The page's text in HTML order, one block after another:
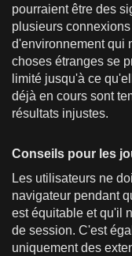
pourraient être des
plusieurs
d'environnement qui
choses étranges se
limité jusqu'à ce
déjà en cours sont
résultats injustes.
Conseils pour les
Les utilisateurs ne
navigateur pendant
est équitable et qu'il
de session. C'est
uniquement des